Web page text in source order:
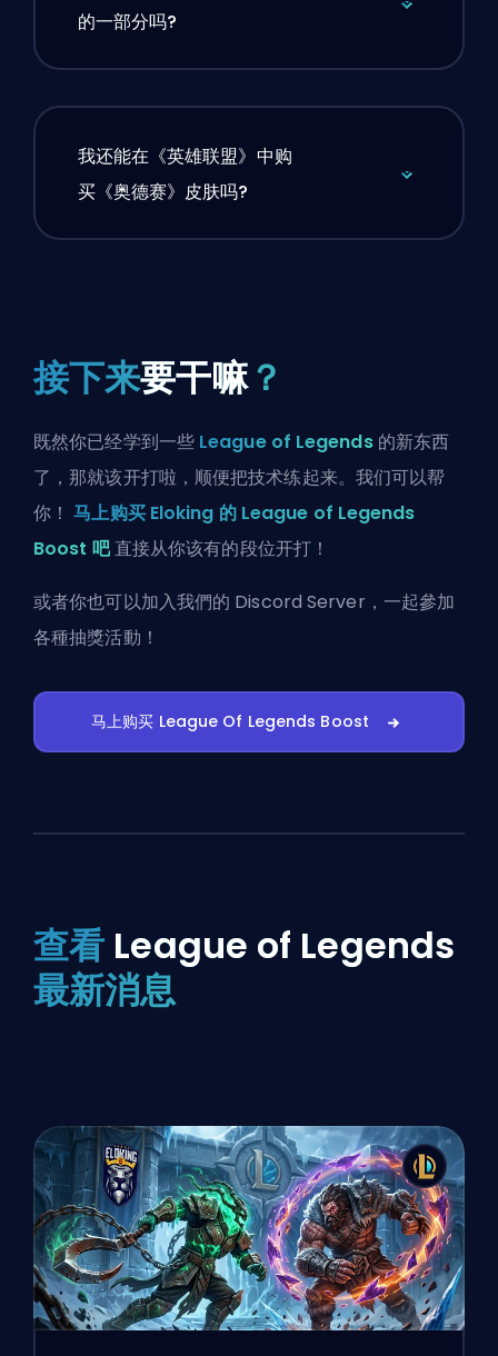
的一部分吗?
我还能在《英雄联盟》中购
买《奥德赛》皮肤吗?
接下来要干嘛？
既然你已经学到一些 League of Legends的新东西
了，那就该开打啦，顺便把技术练起来。我们可以帮
你！马上购买 Eloking 的 League of Legends
Boost 吧直接从你该有的段位开打！
或者你也可以加入我們的 Discord Server ，一起參加
各種抽獎活動！
马上购买 League Of Legends Boost
查看 League of Legends
最新消息